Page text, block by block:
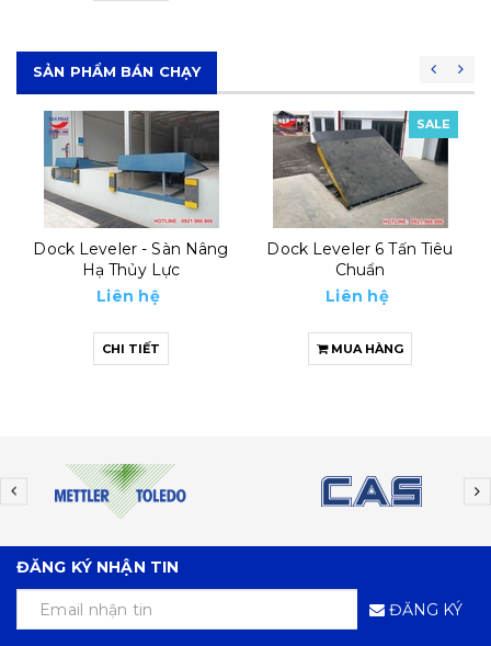
SẢN PHẨM BÁN CHẠY
SALE
Dock Leveler 6 Tấn Tiêu
Chuẩn
Liên hệ
MUA HÀNG
SALE
Automatic Dock Leveler
8 Tấn
Liên hệ
MUA HÀNG
ĐĂNG KÝ NHẬN TIN
ĐĂNG KÝ